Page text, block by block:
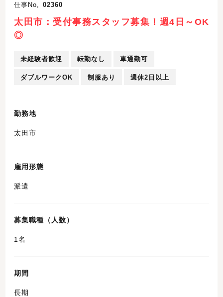
仕事No, 02360
太田市：受付事務スタッフ募集！週4日～OK
◎
未経験者歓迎 転勤なし 車通勤可
ダブルワークOK 制服あり 週休2日以上
勤務地
太田市
雇用形態
派遣
募集職種（人数）
1名
期間
長期